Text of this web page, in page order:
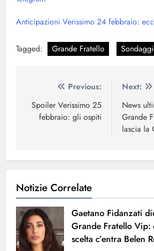
Anticipazioni Verissimo 24 febbraio:
Tagged: Grande Fratello
Navigazione
articoli
Previous:
Spoiler Verissimo 25
febbraio: gli ospiti
Next:
News
Grande
lascia la
Notizie Correlate
Gaetano Fidanzati
Grande Fratello Vip:
scelta c’entra Belen